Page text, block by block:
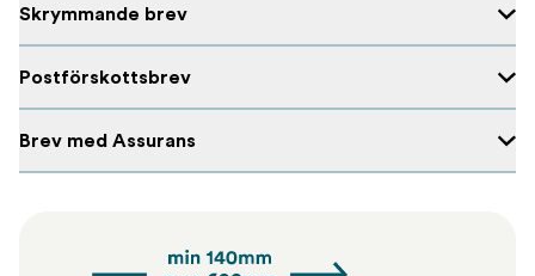
Skrymmande brev
Postförskottsbrev
Brev med Assurans